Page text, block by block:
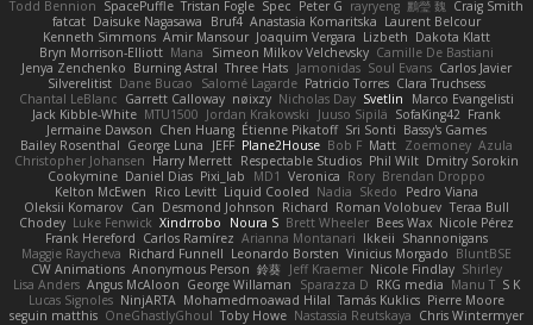
Todd Bennion SpacePuffle Tristan Fogle Spec Peter G rayryeng 鸝瑩 魏 Craig Smith
fatcat Daisuke Nagasawa Bruf4 Anastasia Komaritska Laurent Belcour
Kenneth Simmons Amir Mansour Joaquim Vergara Lizbeth Dakota Klatt
Bryn Morrison-Elliott Mana Simeon Milkov Velchevsky Camille De Bastiani
Jenya Zenchenko Burning Astral Three Hats Jamonidas Soul Evans Carlos Javier
Silverelitist Dane Bucao Salomé Lagarde Patricio Torres Clara Truchsess
Chantal LeBlanc Garrett Calloway nøixzy Nicholas Day Svetlin
Marco Evangelisti
Jack Kibble-White MTU1500 Jordan Krakowski Juuso Sipilä SofaKing42 Frank
Jermaine Dawson Chen Huang Étienne Pikatoff Sri Sonti Bassy's Games
Bailey Rosenthal George Luna JEFF Plane2House Bob F Matt Zoemoney Azula
Christopher Johansen Harry Merrett Respectable Studios Phil Wilt Dmitry Sorokin
Cookymine Daniel Dias Pixi_lab MD1 Veronica Rory Brendan Droppo
Kelton McEwen
Rico Levitt Liquid Cooled Nadia Skedo
Pedro Viana
Oleksii Komarov Can Desmond Johnson Richard Roman Volobuev Teraa Bull
Chodey Luke Fenwick Xindrrobo Noura S Brett Wheeler Bees Wax Nicole Pérez
Frank Hereford Carlos Ramírez Arianna Montanari Ikkeii Shannonigans
Maggie Raycheva Richard Funnell Leonardo Borsten Vinicius Morgado BluntBSE
CW Animations Anonymous Person 鈴葵 Jeff Kraemer Nicole Findlay Shirley
Lisa Anders Angus McAloon George Willaman Sparazza D RKG media Manu T S K
Lucas Signoles NinjARTA Mohamedmoawad Hilal Tamás Kuklics Pierre Moore
seguin matthis OneGhastlyGhoul Toby Howe Nastassia Reutskaya Chris Wintermyer